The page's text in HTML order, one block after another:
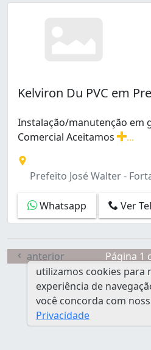
Kelviron Du PVC em
Instalação/manutenção em
Comercial Aceitamos
Prefeito José Walter -
Whatsapp Ver Tel
anterior Página 1
utilizamos cookies para
experiência de
você concorda com
Privacidade